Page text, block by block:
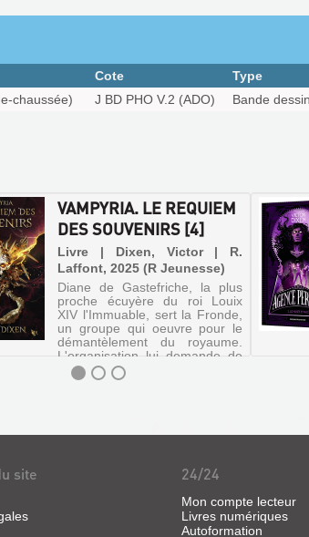
Cote Type
chaussée) J BD PHO V.2 (ADO) Bande
VAMPYRIA. LE REQUIEM
DES SOUVENIRS [4]
Livre | Dixen, Victor | R.
Laffont, 2025 (R Jeunesse)
Diane de Gastefriche, la plus
proche écuyère du roi Louix
XIV l'Immuable, sert la Fronde,
un groupe qui oeuvre pour le
démantèlement du royaume.
L'organisation lui demande de
s'allier à six Desperados venus
des Amériques afin de m...
site 24/24
Mon compte lecteur
Livres numériques
Autoformation